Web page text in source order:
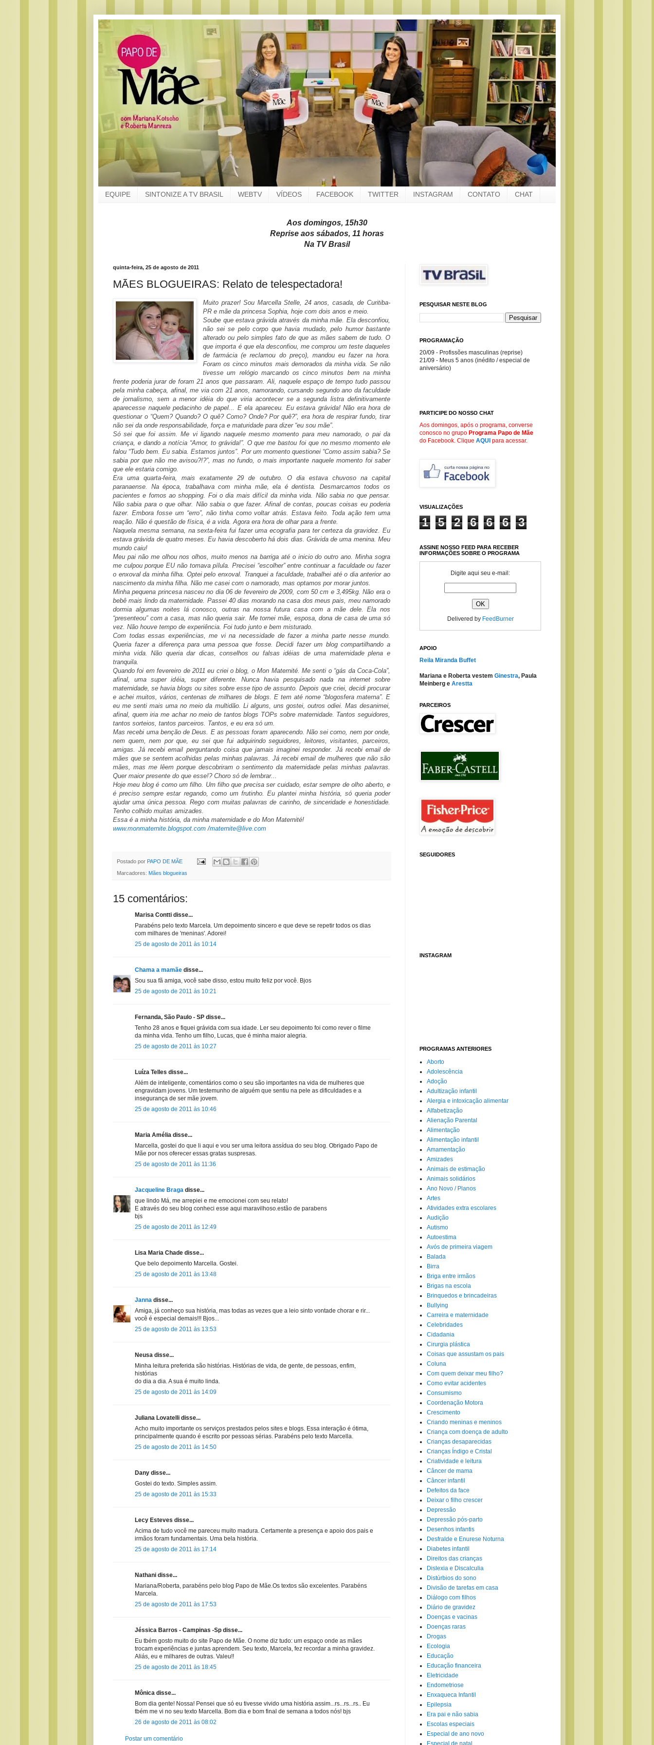
EQUIPE SINTONIZE A TV BRASIL WEBTV VÍDEOS FACEBOOK TWITTER INSTAGRAM CONTATO CHAT
Aos domingos, 15h30
Reprise aos sábados, 11 horas
Na TV Brasil
quinta-feira, 25 de agosto de 2011
MÃES BLOGUEIRAS: Relato de telespectadora!
Muito prazer! Sou Marcella Stelle, 24 anos, casada, de Curitiba-
PR e mãe da princesa Sophia, hoje com dois anos e meio.
Soube que estava grávida através da minha mãe. Ela desconfiou,
não sei se pelo corpo que havia mudado, pelo humor bastante
alterado ou pelo simples fato de que as mães sabem de tudo. O
que importa é que ela desconfiou, me comprou um teste daqueles
de farmácia (e reclamou do preço), mandou eu fazer na hora.
Foram os cinco minutos mais demorados da minha vida. Se não
tivesse um relógio marcando os cinco minutos bem na minha
frente poderia jurar de foram 21 anos que passaram. Ali, naquele espaço de tempo tudo passou
pela minha cabeça, afinal, me via com 21 anos, namorando, cursando segundo ano da faculdade
de jornalismo, sem a menor idéia do que viria acontecer se a segunda listra definitivamente
aparecesse naquele pedacinho de papel... E ela apareceu. Eu estava grávida! Não era hora de
questionar o “Quem? Quando? O quê? Como? Onde? Por quê?”, era hora de respirar fundo, tirar
não sei da onde responsabilidade, força e maturidade para dizer “eu sou mãe”.
Só sei que foi assim. Me vi ligando naquele mesmo momento para meu namorado, o pai da
criança, e dando a notícia “Amor, to grávida!”. O que me bastou foi que no mesmo momento ele
falou “Tudo bem. Eu sabia. Estamos juntos”. Por um momento questionei “Como assim sabia? Se
sabia por que não me avisou?!?”, mas no fundo, o mais importante naquele momento foi saber
que ele estaria comigo.
Era uma quarta-feira, mais exatamente 29 de outubro. O dia estava chuvoso na capital
paranaense. Na época, trabalhava com minha mãe, ela é dentista. Desmarcamos todos os
pacientes e fomos ao shopping. Foi o dia mais difícil da minha vida. Não sabia no que pensar.
Não sabia para o que olhar. Não sabia o que fazer. Afinal de contas, poucas coisas eu poderia
fazer. Embora fosse um “erro”, não tinha como voltar atrás. Estava feito. Toda ação tem uma
reação. Não é questão de física, é a vida. Agora era hora de olhar para a frente.
Naquela mesma semana, na sexta-feira fui fazer uma ecografia para ter certeza da gravidez. Eu
estava grávida de quatro meses. Eu havia descoberto há dois dias. Grávida de uma menina. Meu
mundo caiu!
Meu pai não me olhou nos olhos, muito menos na barriga até o inicio do outro ano. Minha sogra
me culpou porque EU não tomava pílula. Precisei “escolher” entre continuar a faculdade ou fazer
o enxoval da minha filha. Optei pelo enxoval. Tranquei a faculdade, trabalhei até o dia anterior ao
nascimento da minha filha. Não me casei com o namorado, mas optamos por morar juntos.
Minha pequena princesa nasceu no dia 06 de fevereiro de 2009, com 50 cm e 3,495kg. Não era o
bebê mais lindo da maternidade. Passei 40 dias morando na casa dos meus pais, meu namorado
dormia algumas noites lá conosco, outras na nossa futura casa com a mãe dele. Ela nos
“presenteou” com a casa, mas não queria sair. Me tornei mãe, esposa, dona de casa de uma só
vez. Não houve tempo de experiência. Foi tudo junto e bem misturado.
Com todas essas experiências, me vi na necessidade de fazer a minha parte nesse mundo.
Queria fazer a diferença para uma pessoa que fosse. Decidi fazer um blog compartilhando a
minha vida. Não queria dar dicas, conselhos ou falsas idéias de uma maternidade plena e
tranquila.
Quando foi em fevereiro de 2011 eu criei o blog, o Mon Maternité. Me senti o “gás da Coca-Cola”,
afinal, uma super idéia, super diferente. Nunca havia pesquisado nada na internet sobre
maternidade, se havia blogs ou sites sobre esse tipo de assunto. Depois que criei, decidi procurar
e achei muitos, vários, centenas de milhares de blogs. E tem até nome “blogosfera materna”. E
eu me senti mais uma no meio da multidão. Li alguns, uns gostei, outros odiei. Mas desanimei,
afinal, quem iria me achar no meio de tantos blogs TOPs sobre maternidade. Tantos seguidores,
tantos sorteios, tantos parceiros. Tantos, e eu era só um.
Mas recebi uma benção de Deus. E as pessoas foram aparecendo. Não sei como, nem por onde,
nem quem, nem por que, eu sei que fui adquirindo seguidores, leitores, visitantes, parceiros,
amigas. Já recebi email perguntando coisa que jamais imaginei responder. Já recebi email de
mães que se sentem acolhidas pelas minhas palavras. Já recebi email de mulheres que não são
mães, mas me lêem porque descobriram o sentimento da maternidade pelas minhas palavras.
Quer maior presente do que esse!? Choro só de lembrar...
Hoje meu blog é como um filho. Um filho que precisa ser cuidado, estar sempre de olho aberto, e
é preciso sempre estar regando, como um frutinho. Eu plantei minha história, só queria poder
ajudar uma única pessoa. Rego com muitas palavras de carinho, de sinceridade e honestidade.
Tenho colhido muitas amizades.
Essa é a minha história, da minha maternidade e do Mon Maternité!
www.monmaternite.blogspot.com /maternite@live.com
Postado por PAPO DE MÃE
Marcadores: Mães blogueiras
15 comentários:
Marisa Contti disse...
Parabéns pelo texto Marcela. Um depoimento sincero e que deve se repetir todos os dias
com milhares de 'meninas'. Adorei!
25 de agosto de 2011 às 10:14
Chama a mamãe disse...
Sou sua fã amiga, você sabe disso, estou muito feliz por você. Bjos
25 de agosto de 2011 às 10:21
Fernanda, São Paulo - SP disse...
Tenho 28 anos e fiquei grávida com sua idade. Ler seu depoimento foi como rever o filme
da minha vida. Tenho um filho, Lucas, que é minha maior alegria.
25 de agosto de 2011 às 10:27
Luíza Telles disse...
Além de inteligente, comentários como o seu são importantes na vida de mulheres que
engravidam jovens. Um testemunho de alguém que sentiu na pele as dificuldades e a
insegurança de ser mãe jovem.
25 de agosto de 2011 às 10:46
Maria Amélia disse...
Marcella, gostei do que li aqui e vou ser uma leitora assídua do seu blog. Obrigado Papo de
Mãe por nos oferecer essas gratas suspresas.
25 de agosto de 2011 às 11:36
Jacqueline Braga disse...
que lindo Má, me arrepiei e me emocionei com seu relato!
E através do seu blog conheci esse aqui maravilhoso.estão de parabens
bjs
25 de agosto de 2011 às 12:49
Lisa Maria Chade disse...
Que belo depoimento Marcella. Gostei.
25 de agosto de 2011 às 13:48
Janna disse...
Amiga, já conheço sua história, mas todas as vezes que a leio sinto vontade chorar e rir...
você é especial demais!!! Bjos...
25 de agosto de 2011 às 13:53
Neusa disse...
Minha leitura preferida são histórias. Histórias de vida, de gente, de pessoas, enfim,
histórias
do dia a dia. A sua é muito linda.
25 de agosto de 2011 às 14:09
Juliana Lovatelli disse...
Acho muito importante os serviços prestados pelos sites e blogs. Essa interação é ótima,
principalmente quando é escrito por pessoas sérias. Parabéns pelo texto Marcella.
25 de agosto de 2011 às 14:50
Dany disse...
Gostei do texto. Simples assim.
25 de agosto de 2011 às 15:33
Lecy Esteves disse...
Acima de tudo você me pareceu muito madura. Certamente a presença e apoio dos pais e
irmãos foram fundamentais. Uma bela história.
25 de agosto de 2011 às 17:14
Nathani disse...
Mariana/Roberta, parabéns pelo blog Papo de Mãe.Os textos são excelentes. Parabéns
Marcela.
25 de agosto de 2011 às 17:53
Jéssica Barros - Campinas -Sp disse...
Eu tbém gosto muito do site Papo de Mãe. O nome diz tudo: um espaço onde as mães
trocam experiências e juntas aprendem. Seu texto, Marcela, fez recordar a minha gravidez.
Aliás, eu e milhares de outras. Valeu!!
25 de agosto de 2011 às 18:45
Mônica disse...
Bom dia gente! Nossa! Pensei que só eu tivesse vivido uma história assim...rs...rs...rs.. Eu
tbém me vi no seu texto Marcella. Bom dia e bom final de semana a todos nós! bjs
26 de agosto de 2011 às 08:02
Postar um comentário
PESQUISAR NESTE BLOG
PROGRAMAÇÃO
20/09 - Profissões masculinas (reprise)
21/09 - Meus 5 anos (inédito / especial de
aniversário)
PARTICIPE DO NOSSO CHAT
Aos domingos, após o programa, converse
conosco no grupo Programa Papo de Mãe
do Facebook . Clique AQUI para acessar.
VISUALIZAÇÕES
1 5 2 6 6 6 3
ASSINE NOSSO FEED PARA RECEBER
INFORMAÇÕES SOBRE O PROGRAMA
Digite aqui seu e-mail:
Delivered by FeedBurner
APOIO
Reila Miranda Buffet
Mariana e Roberta vestem Ginestra, Paula
Meinberg e Arestta
PARCEIROS
SEGUIDORES
INSTAGRAM
PROGRAMAS ANTERIORES
Aborto
Adolescência
Adoção
Adultização infantil
Alergia e intoxicação alimentar
Alfabetização
Alienação Parental
Alimentação
Alimentação infantil
Amamentação
Amizades
Animais de estimação
Animais solidários
Ano Novo / Planos
Artes
Atividades extra escolares
Audição
Autismo
Autoestima
Avós de primeira viagem
Balada
Birra
Briga entre irmãos
Brigas na escola
Brinquedos e brincadeiras
Bullying
Carreira e maternidade
Celebridades
Cidadania
Cirurgia plástica
Coisas que assustam os pais
Coluna
Com quem deixar meu filho?
Como evitar acidentes
Consumismo
Coordenação Motora
Crescimento
Criando meninas e meninos
Criança com doença de adulto
Crianças desaparecidas
Crianças Índigo e Cristal
Criatividade e leitura
Câncer de mama
Câncer infantil
Defeitos da face
Deixar o filho crescer
Depressão
Depressão pós-parto
Desenhos infantis
Desfralde e Enurese Noturna
Diabetes infantil
Direitos das crianças
Dislexia e Discalculia
Distúrbios do sono
Divisão de tarefas em casa
Diálogo com filhos
Diário de gravidez
Doenças e vacinas
Doenças raras
Drogas
Ecologia
Educação
Educação financeira
Eletricidade
Endometriose
Enxaqueca Infantil
Epilepsia
Era pai e não sabia
Escolas especiais
Especial de ano novo
Especial de natal